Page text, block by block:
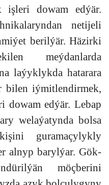
işleri dowam edýär.
netijeli
berilýär. Häzirki
meýdanlarda
laýyklykda hatarara
bilen iýmitlendirmek,
dowam edýär. Lebap
welaýatynda bolsa
guramaçylykly
alnyp barylýar. Gök-
möçberini